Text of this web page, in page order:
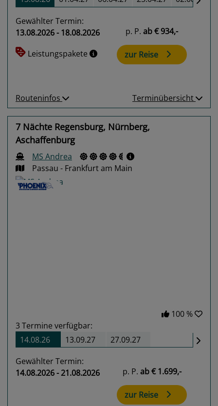
Gewählter Termin:
13.08.2026 - 18.08.2026
Leistungspakete
p. P. ab€ 934,-
zur Reise
Routeninfos Terminübersicht
7 Nächte Regensburg, Nürnberg,
Aschaffenburg
MS Andrea
Passau - Frankfurt am Main
100 %
3 Termine verfügbar:
14.08.26
13.09.27 27.09.27
Gewählter Termin:
14.08.2026 - 21.08.2026
p. P. ab€ 1.699,-
zur Reise